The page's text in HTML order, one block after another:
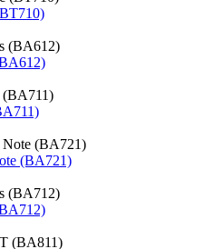
(BA721)